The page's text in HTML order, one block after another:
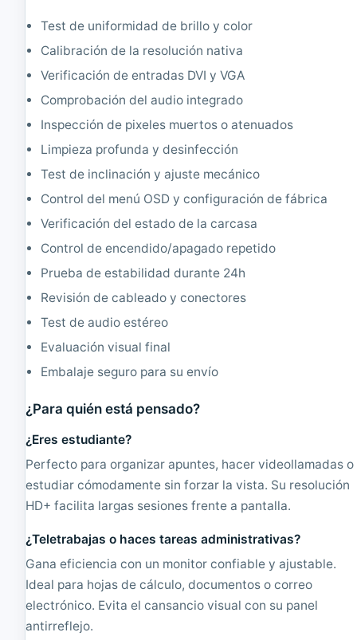
Test de uniformidad de brillo y color
Calibración de la resolución nativa
Verificación de entradas DVI y VGA
Comprobación del audio integrado
Inspección de pixeles muertos o atenuados
Limpieza profunda y desinfección
Test de inclinación y ajuste mecánico
Control del menú OSD y configuración de fábrica
Verificación del estado de la carcasa
Control de encendido/apagado repetido
Prueba de estabilidad durante 24h
Revisión de cableado y conectores
Test de audio estéreo
Evaluación visual final
Embalaje seguro para su envío
¿Para quién está pensado?
¿Eres estudiante?
Perfecto para organizar apuntes, hacer videollamadas o
estudiar cómodamente sin forzar la vista. Su resolución
HD+ facilita largas sesiones frente a pantalla.
¿Teletrabajas o haces tareas administrativas?
Gana eficiencia con un monitor confiable y ajustable.
Ideal para hojas de cálculo, documentos o correo
electrónico. Evita el cansancio visual con su panel
antirreflejo.